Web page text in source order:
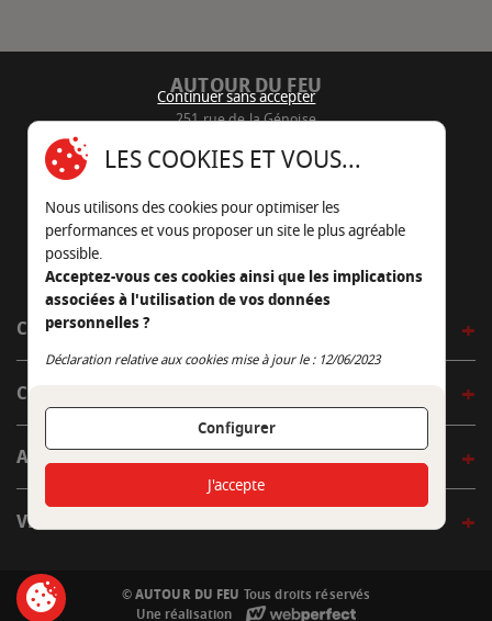
AUTOUR DU FEU
251 rue de la Génoise
05 45 22 98 09
Nous envoyer un e-mail
CÔTÉ OUTDOOR
CÔTÉ INDOOR
AUTOUR DE LA TABLE
VENIR EN BOUTIQUE
© AUTOUR DU FEU Tous droits réservés
Une réalisation
Continuer sans accepter
LES COOKIES ET VOUS...
Nous utilisons des cookies pour optimiser les
performances et vous proposer un site le plus agréable
possible.
Acceptez-vous ces cookies ainsi que les implications
associées à l'utilisation de vos données
personnelles ?
Déclaration relative aux cookies mise à jour le : 12/06/2023
Configurer
Continuer sans accepter
J'accepte